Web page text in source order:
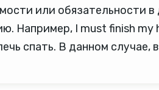
или обязательности
Например, I must finish
спать. В данном случае,